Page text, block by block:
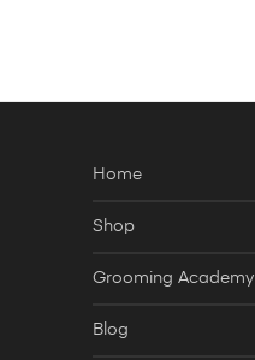
Home
Shop
Grooming Academy
Blog